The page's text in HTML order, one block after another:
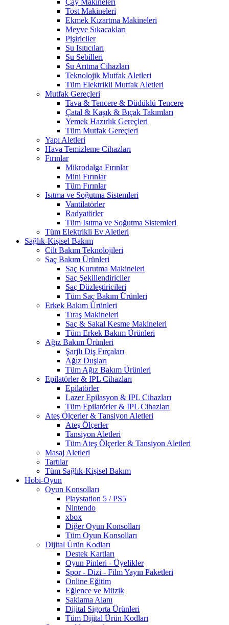
Çay Makineleri
Tost Makineleri
Ekmek Kızartma Makineleri
Meyve Sıkacakları
Pişiriciler
Su Isıtıcıları
Su Sebilleri
Su Arıtma Cihazları
Teknolojik Mutfak Aletleri
Tüm Elektrikli Mutfak Aletleri
Mutfak Gereçleri
Tava & Tencere & Düdüklü Tencere
Çatal & Kaşık & Bıçak Takımları
Yemek Hazırlık Gereçleri
Tüm Mutfak Gereçleri
Yapı Aletleri
Hava Temizleme Cihazları
Fırınlar
Mikrodalga Fırınlar
Mini Fırınlar
Tüm Fırınlar
Isıtma ve Soğutma Sistemleri
Vantilatörler
Radyatörler
Tüm Isıtma ve Soğutma Sistemleri
Tüm Elektrikli Ev Aletleri
Sağlık-Kişisel Bakım
Cilt Bakım Teknolojileri
Saç Bakım Ürünleri
Saç Kurutma Makineleri
Saç Şekillendiriciler
Saç Düzleştiricileri
Tüm Saç Bakım Ürünleri
Erkek Bakım Ürünleri
Tıraş Makineleri
Saç & Sakal Kesme Makineleri
Tüm Erkek Bakım Ürünleri
Ağız Bakım Ürünleri
Şarjlı Diş Fırçaları
Ağız Duşları
Tüm Ağız Bakım Ürünleri
Epilatörler & IPL Cihazları
Epilatörler
Lazer Epilasyon & IPL Cihazları
Tüm Epilatörler & IPL Cihazları
Ateş Ölçerler & Tansiyon Aletleri
Ateş Ölçerler
Tansiyon Aletleri
Tüm Ateş Ölçerler & Tansiyon Aletleri
Masaj Aletleri
Tartılar
Tüm Sağlık-Kişisel Bakım
Hobi-Oyun
Oyun Konsolları
Playstation 5 / PS5
Nintendo
xbox
Diğer Oyun Konsolları
Tüm Oyun Konsolları
Dijital Ürün Kodları
Destek Kartları
Oyun Pinleri - Üyelikler
Spor - Dizi - Film Yayın Paketleri
Online Eğitim
Eğlence ve Müzik
Saklama Alanı
Dijital Sigorta Ürünleri
Tüm Dijital Ürün Kodları